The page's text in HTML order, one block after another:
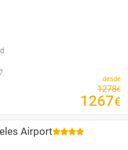
desde
1278€
1267€
Airport